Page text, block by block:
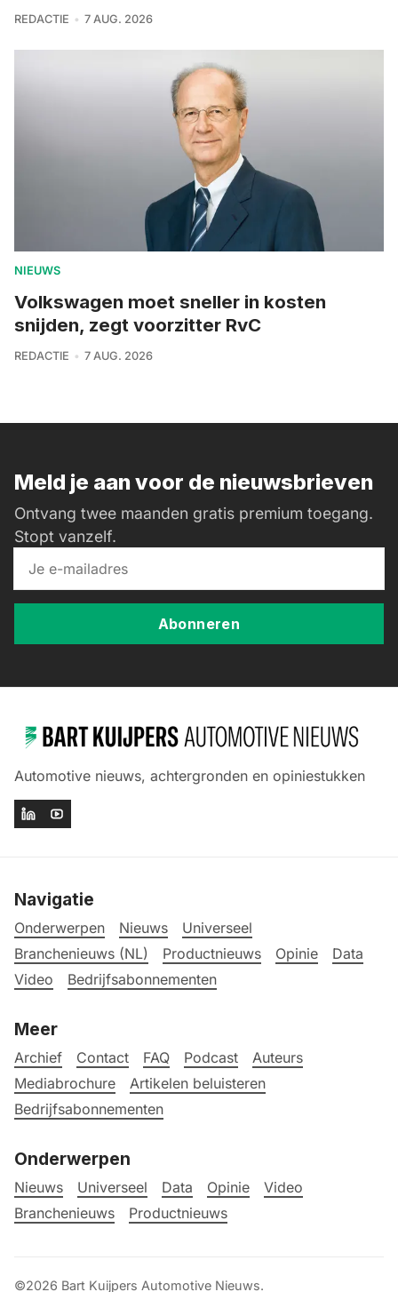
REDACTIE 7 AUG. 2026
NIEUWS
Volkswagen moet sneller in kosten
snijden, zegt voorzitter RvC
REDACTIE 7 AUG. 2026
Meld je aan voor de nieuwsbrieven
Ontvang twee maanden gratis premium toegang.
Stopt vanzelf.
Abonneren
Automotive nieuws, achtergronden en opiniestukken
Navigatie
Onderwerpen Nieuws
Universeel
Branchenieuws (NL)
Productnieuws Opinie
Data
Video
Bedrijfsabonnementen
Meer
Archief Contact FAQ Podcast
Auteurs
Mediabrochure
Artikelen beluisteren
Bedrijfsabonnementen
Onderwerpen
Nieuws Universeel Data Opinie
Video
Branchenieuws
Productnieuws
©2026 Bart Kuijpers Automotive Nieuws.